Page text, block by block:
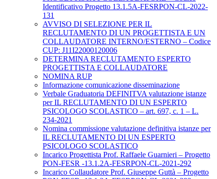
Identificativo Progetto 13.1.5A-FESRPON-CL-2022-
131
AVVISO DI SELEZIONE PER IL
RECLUTAMENTO DI UN PROGETTISTA E UN
COLLAUDATORE INTERNO/ESTERNO – Codice
CUP: J11I22000120006
DETERMINA RECLUTAMENTO ESPERTO
PROGETTISTA E COLLAUDATORE
NOMINA RUP
Informazione comunicazione disseminazione
Verbale Graduatoria DEFINITVA valutazione istanze
per IL RECLUTAMENTO DI UN ESPERTO
PSICOLOGO SCOLASTICO – art. 697, c. 1 – L.
234-2021
Nomina commissione valutazione definitiva istanze per
IL RECLUTAMENTO DI UN ESPERTO
PSICOLOGO SCOLASTICO
Incarico Progettista Prof. Raffaele Guarnieri – Progetto
PON-FESR -13.1.2A-FESRPON-CL-2021-292
Incarico Collaudatore Prof. Giuseppe Guttà – Progetto